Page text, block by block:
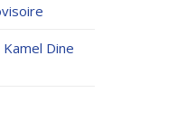
Dine